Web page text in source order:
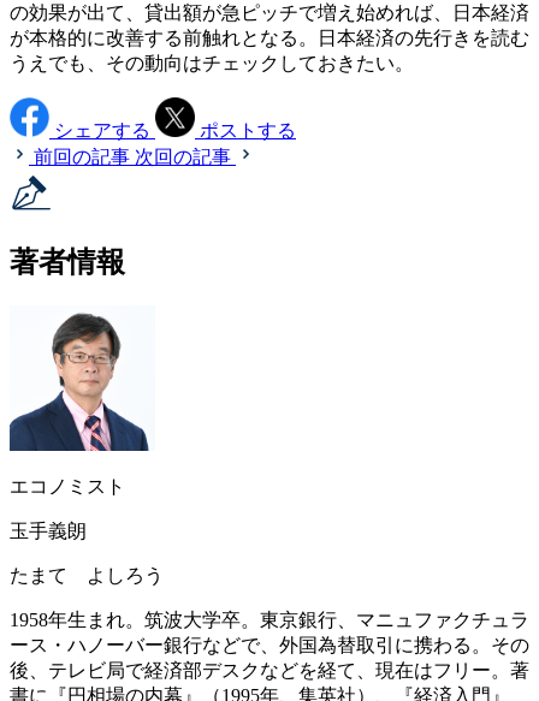
の効果が出て、貸出額が急ピッチで増え始めれば、日本経済
が本格的に改善する前触れとなる。日本経済の先行きを読む
うえでも、その動向はチェックしておきたい。
シェアする
ポストする
前回の記事 次回の記事
著者情報
エコノミスト
玉手義朗
たまて よしろう
1958年生まれ。筑波大学卒。東京銀行、マニュファクチュラ
ース・ハノーバー銀行などで、外国為替取引に携わる。その
後、テレビ局で経済部デスクなどを経て、現在はフリー。著
書に『円相場の内幕』（1995年、集英社）、『経済入門』